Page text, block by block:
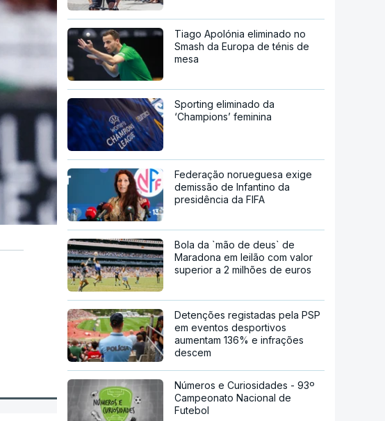
Tiago Apolónia eliminado no
Smash da Europa de ténis de
mesa
Sporting eliminado da
‘Champions’ feminina
Federação norueguesa exige
demissão de Infantino da
presidência da FIFA
Bola da `mão de deus` de
Maradona em leilão com valor
superior a 2 milhões de euros
Detenções registadas pela PSP
em eventos desportivos
aumentam 136% e infrações
descem
Números e Curiosidades - 93º
Campeonato Nacional de
Futebol